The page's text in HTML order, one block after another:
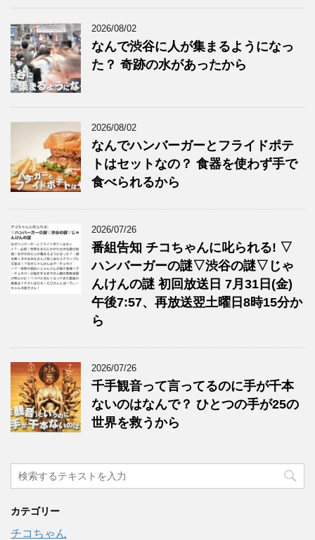
2026/08/02
なんで渋谷に人が集まるようになっ
た？ 奇跡の水があったから
2026/08/02
なんでハンバーガーとフライドポテ
トはセットなの？ 食器を使わず手で
食べられるから
2026/07/26
番組告知 チコちゃんに叱られる! ▽
ハンバーガーの謎▽渋谷の謎▽じゃ
んけんの謎 初回放送日 7月31日(金)
午後7:57、再放送翌土曜日8時15分か
ら
2026/07/26
千手観音って言ってるのに手が千本
ないのはなんで？ ひとつの手が25の
世界を救うから
カテゴリー
チコちゃん